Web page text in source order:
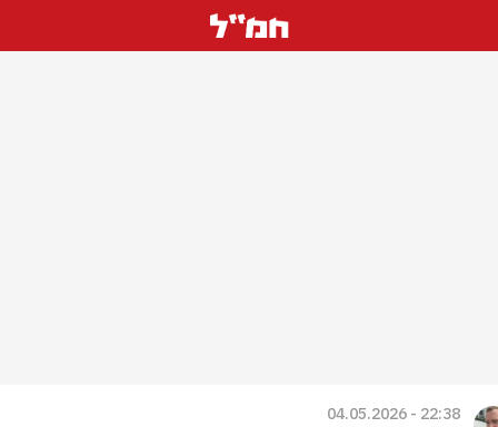
22:38 - 04.05.2026